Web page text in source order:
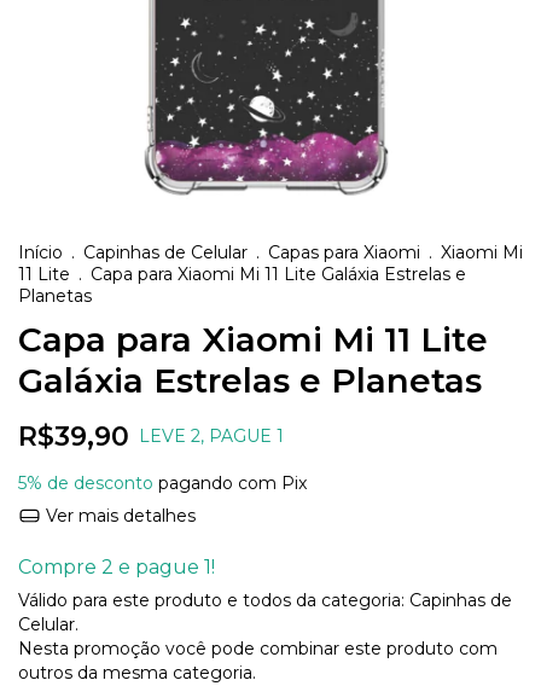
Início . Capinhas de Celular . Capas para Xiaomi . Xiaomi Mi
11 Lite . Capa para Xiaomi Mi 11 Lite Galáxia Estrelas e
Planetas
Capa para Xiaomi Mi 11 Lite
Galáxia Estrelas e Planetas
R$39,90 LEVE 2, PAGUE 1
5% de desconto pagando com Pix
Ver mais detalhes
Compre 2 e pague 1!
Válido para este produto e todos da categoria: Capinhas de
Celular.
Nesta promoção você pode combinar este produto com
outros da mesma categoria.